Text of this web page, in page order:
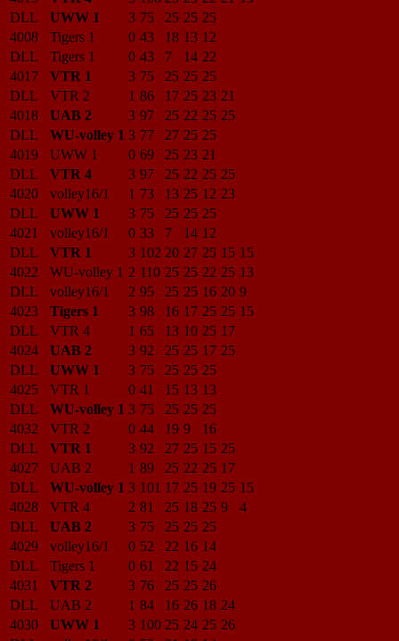
DLL
UWW 1 3 75 25 25 25
4008
Tigers 1 0 43 18 13 12
DLL
Tigers 1 0 43 7 14 22
4017
VTR 1 3 75 25 25 25
DLL
VTR 2 1 86 17 25 23 21
4018
UAB 2 3 97 25 22 25 25
DLL
WU-volley 1 3 77 27 25 25
4019
UWW 1 0 69 25 23 21
DLL
VTR 4 3 97 25 22 25 25
4020
volley16/1 1 73 13 25 12 23
DLL
UWW 1 3 75 25 25 25
4021
volley16/1 0 33 7 14 12
DLL
VTR 1 3 102 20 27 25 15 15
4022
WU-volley 1 2 110 25 25 22 25 13
DLL
volley16/1 2 95 25 25 16 20 9
4023
Tigers 1 3 98 16 17 25 25 15
DLL
VTR 4 1 65 13 10 25 17
4024
UAB 2 3 92 25 25 17 25
DLL
UWW 1 3 75 25 25 25
4025
VTR 1 0 41 15 13 13
DLL
WU-volley 1 3 75 25 25 25
4032
VTR 2 0 44 19 9
16
DLL
VTR 1 3 92 27 25 15 25
4027
UAB 2 1 89 25 22 25 17
DLL
WU-volley 1 3 101 17 25 19 25 15
4028
VTR 4 2 81 25 18 25 9
4
DLL
UAB 2 3 75 25 25 25
4029
volley16/1 0 52 22 16 14
DLL
Tigers 1 0 61 22 15 24
4031
VTR 2 3 76 25 25 26
DLL
UAB 2 1 84 16 26 18 24
4030
UWW 1 3 100 25 24 25 26